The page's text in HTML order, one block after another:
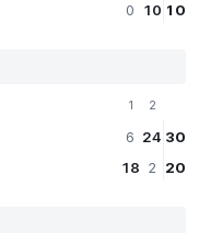
0
10 10
1
6
18
2
24
2
30
20